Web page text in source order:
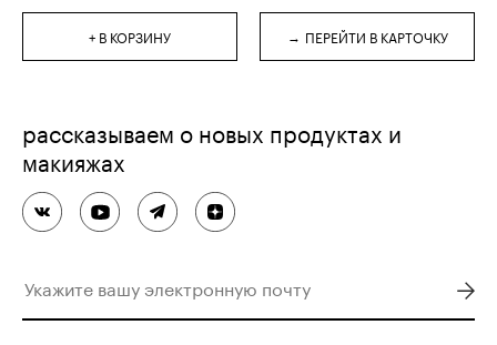
+ В КОРЗИНУ → ПЕРЕЙТИ В КАРТОЧКУ
рассказываем о новых продуктах и
макияжах